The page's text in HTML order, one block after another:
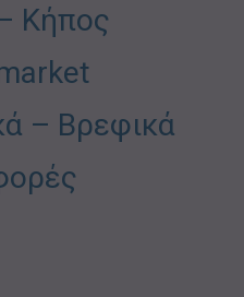
Κήπος
– Βρεφικά